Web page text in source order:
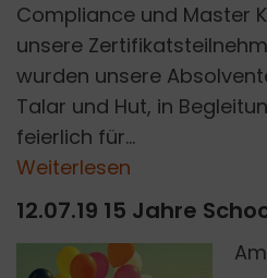
Compliance und Master
unsere
wurden unsere
Talar und Hut, in
feierlich für...
Weiterlesen
12.07.19 15 Jahre